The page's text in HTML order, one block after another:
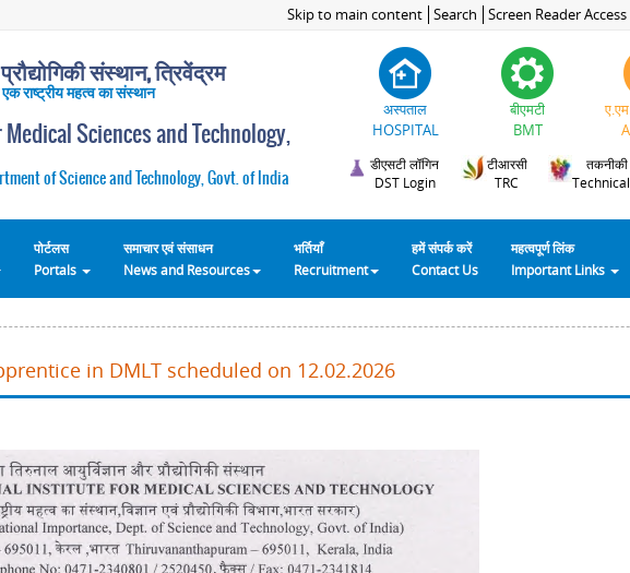
Skip to main content Search Screen Reader Access
संस्थान, त्रिवेंद्रम
एक राष्ट्रीय महत्व का संस्थान
Sciences and Technology,
of Science and Technology, Govt. of India
अस्पताल
HOSPITAL
बीएमटी
BMT
डीएसटी लॉगिन
DST Login
टीआरसी
TRC
तकनीकी
पोर्टलस
Portals
समाचार एवं संसाधन
News and Resources
भर्तियाँ
Recruitment
हमें संपर्क करें
Contact Us
महत्वपूर्ण लिंक
Important Links
in DMLT scheduled on 12.02.2026